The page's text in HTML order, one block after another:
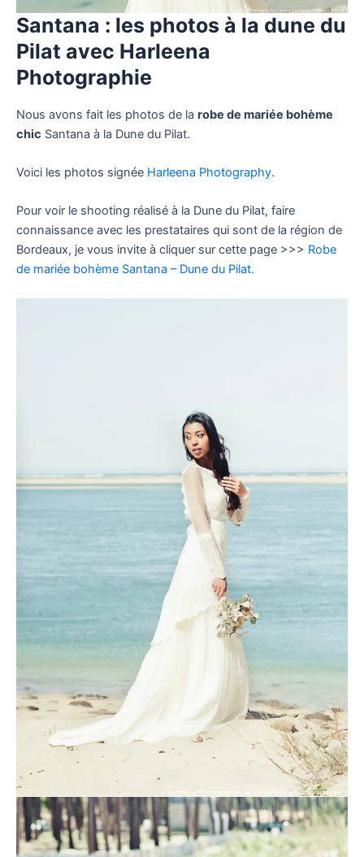
Santana : les photos à la dune du
Pilat avec Harleena
Photographie
Nous avons fait les photos de la robe de mariée bohème
chic Santana à la Dune du Pilat.
Voici les photos signée Harleena Photography.
Pour voir le shooting réalisé à la Dune du Pilat, faire
connaissance avec les prestataires qui sont de la région de
Bordeaux, je vous invite à cliquer sur cette page >>> Robe
de mariée bohème Santana – Dune du Pilat.